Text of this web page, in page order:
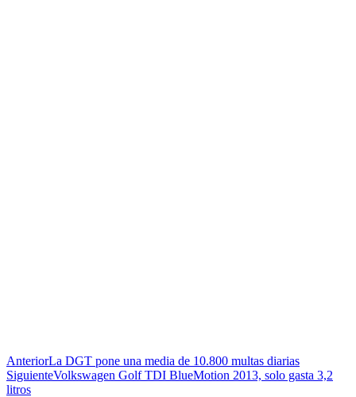
AnteriorLa DGT pone una media de 10.800 multas diarias
SiguienteVolkswagen Golf TDI BlueMotion 2013, solo gasta 3,2
litros